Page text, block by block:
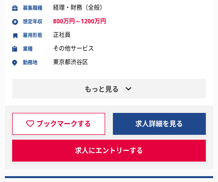
募集職種 経理・財務（全般）
想定年収 800万円～1200万円
業種 その他サービス
勤務地 東京都渋谷区
雇用形態 正社員
もっと見る
ブックマークする 求人詳細を見る
求人にエントリーする